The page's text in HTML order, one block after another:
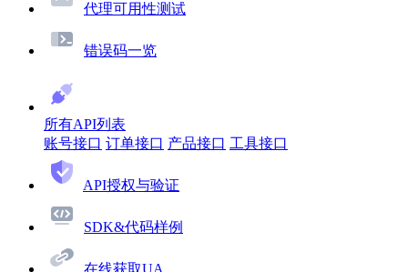
代理可用性测试
错误码一览
所有API列表
账号接口 订单接口 产品接口 工具接口
API授权与验证
SDK&代码样例
在线获取UA